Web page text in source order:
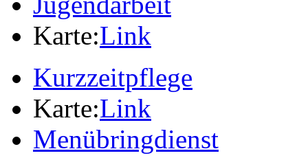
Karte:Link
Kurzzeitpflege
Karte:Link
Menübringdienst